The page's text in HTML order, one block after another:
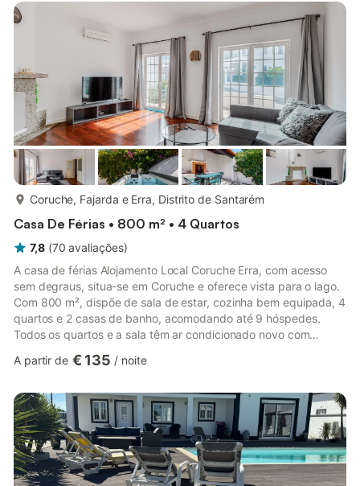
Batalha, Fátima e Alcobaça. Lisboa também pode ser
alcançada numa curta viagem de carro. Existem excelentes
Coruche, Fajarda e Erra, Distrito de Santarém
Casa De Férias • 800 m² • 4 Quartos
7,8 (70 avaliações)
A casa de férias Alojamento Local Coruche Erra, com acesso
sem degraus, situa-se em Coruche e oferece vista para o lago.
Com 800 m², dispõe de sala de estar, cozinha bem equipada, 4
quartos e 2 casas de banho, acomodando até 9 hóspedes.
Todos os quartos e a sala têm ar condicionado novo com
durante todo o ano. Uma lareira proporciona calor adicional nas
portáteis. Entre as comodidades contam-se Wi-Fi de alta
velocidade ideal para videochamadas, espaço de trabalho
dedicado...
A partir de € 135 / noite